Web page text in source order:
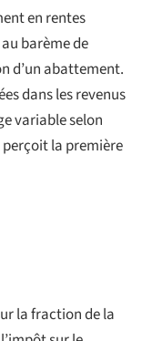
en rentes
barème de
d’un abattement.
dans les revenus
variable selon
la première
la fraction de la